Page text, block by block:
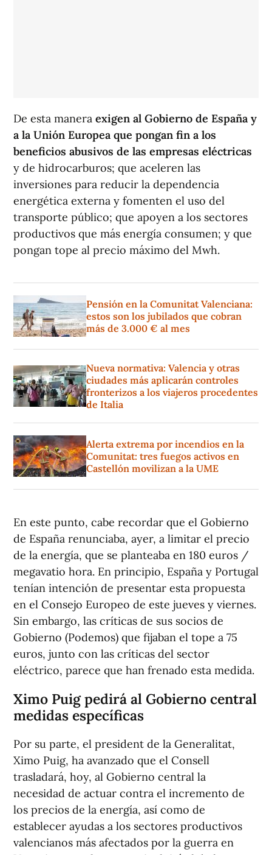
De esta manera exigen al Gobierno de España y
a la Unión Europea que pongan fin a los
beneficios abusivos de las empresas eléctricas
y de hidrocarburos; que aceleren las
inversiones para reducir la dependencia
energética externa y fomenten el uso del
transporte público; que apoyen a los sectores
productivos que más energía consumen; y que
pongan tope al precio máximo del Mwh.
Pensión en la Comunitat Valenciana:
estos son los jubilados que cobran
más de 3.000 € al mes
Nueva normativa: Valencia y otras
ciudades más aplicarán controles
fronterizos a los viajeros procedentes
de Italia
Alerta extrema por incendios en la
Comunitat: tres fuegos activos en
Castellón movilizan a la UME
En este punto, cabe recordar que el Gobierno
de España renunciaba, ayer, a limitar el precio
de la energía, que se planteaba en 180 euros /
megavatio hora. En principio, España y Portugal
tenían intención de presentar esta propuesta
en el Consejo Europeo de este jueves y viernes.
Sin embargo, las críticas de sus socios de
Gobierno (Podemos) que fijaban el tope a 75
euros, junto con las críticas del sector
eléctrico, parece que han frenado esta medida.
Ximo Puig pedirá al Gobierno central
medidas específicas
Por su parte, el president de la Generalitat,
Ximo Puig, ha avanzado que el Consell
trasladará, hoy, al Gobierno central la
necesidad de actuar contra el incremento de
los precios de la energía, así como de
establecer ayudas a los sectores productivos
valencianos más afectados por la guerra en